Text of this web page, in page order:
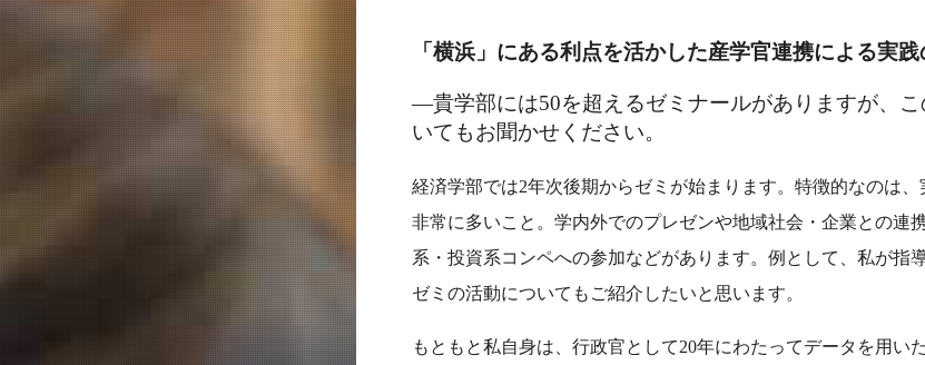
「横浜」にある利点を活かした産学官連携による実践
―貴学部には50を超えるゼミナールがありますが、こ
いてもお聞かせください。
経済学部では2年次後期からゼミが始まります。特徴的なのは
非常に多いこと。学内外でのプレゼンや地域社会・企業との連
系・投資系コンペへの参加などがあります。例として、私が指
ゼミの活動についてもご紹介したいと思います。
もともと私自身は、行政官として20年にわたってデータを用い